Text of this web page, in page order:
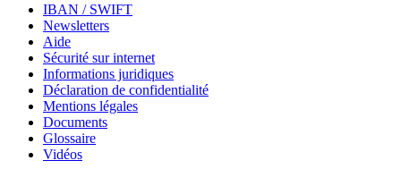
IBAN / SWIFT
Newsletters
Aide
Sécurité sur internet
Informations juridiques
Déclaration de confidentialité
Mentions légales
Documents
Glossaire
Vidéos